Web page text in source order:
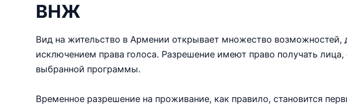
ВНЖ
Вид на жительство в Армении открывает множество возможностей,
исключением права голоса. Разрешение имеют право получать
выбранной программы.
Временное разрешение на проживание, как правило, становится